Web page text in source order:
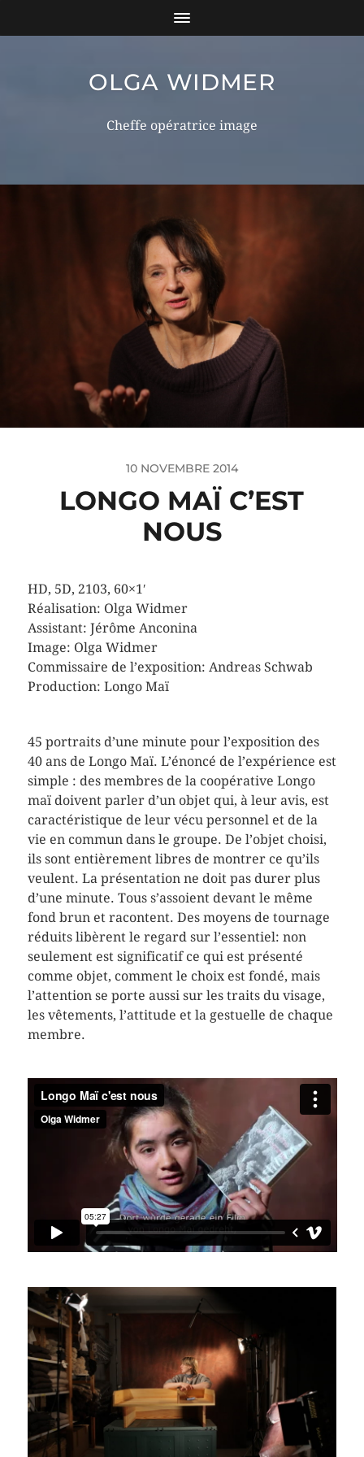
OLGA WIDMER
Cheffe opératrice image
10 NOVEMBRE 2014
LONGO MAÏ C’EST
NOUS
HD, 5D, 2103, 60×1′
Réalisation: Olga Widmer
Assistant: Jérôme Anconina
Image: Olga Widmer
Commissaire de l’exposition: Andreas Schwab
Production: Longo Maï
45 portraits d’une minute pour l’exposition des
40 ans de Longo Maï. L’énoncé de l’expérience est
simple : des membres de la coopérative Longo
maï doivent parler d’un objet qui, à leur avis, est
caractéristique de leur vécu personnel et de la
vie en commun dans le groupe. De l’objet choisi,
ils sont entièrement libres de montrer ce qu’ils
veulent. La présentation ne doit pas durer plus
d’une minute. Tous s’assoient devant le même
fond brun et racontent. Des moyens de tournage
réduits libèrent le regard sur l’essentiel: non
seulement est significatif ce qui est présenté
comme objet, comment le choix est fondé, mais
l’attention se porte aussi sur les traits du visage,
les vêtements, l’attitude et la gestuelle de chaque
membre.